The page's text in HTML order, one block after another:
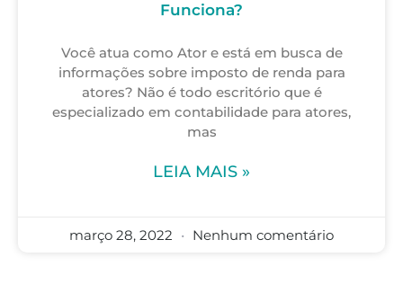
Funciona?
Você atua como Ator e está em busca de
informações sobre imposto de renda para
atores? Não é todo escritório que é
especializado em contabilidade para atores,
mas
LEIA MAIS »
março 28, 2022 Nenhum comentário